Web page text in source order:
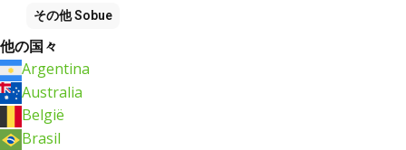
その他Sobue
他の国々
Argentina
Australia
België
Brasil